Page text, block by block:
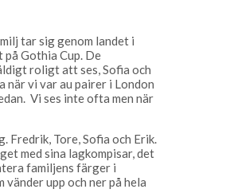
tar sig genom landet i
Gothia Cup. De
roligt att ses, Sofia och
när vi var au pairer i London
Vi ses inte ofta men när
Fredrik, Tore, Sofia och Erik.
med sina lagkompisar, det
familjens färger i
upp och ner på hela